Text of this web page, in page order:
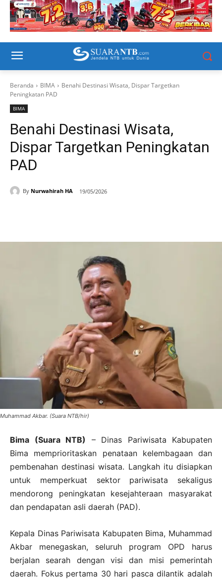
Beranda BIMA
Benahi Destinasi Wisata, Dispar Targetkan
Peningkatan PAD
BIMA
Benahi Destinasi Wisata,
Dispar Targetkan Peningkatan
PAD
By Nurwahirah HA 19/05/2026
Muhammad Akbar. (Suara NTB/hir)
Bima (Suara NTB) – Dinas Pariwisata Kabupaten
Bima memprioritaskan penataan kelembagaan dan
pembenahan destinasi wisata. Langkah itu disiapkan
untuk memperkuat sektor pariwisata sekaligus
mendorong peningkatan kesejahteraan masyarakat
dan pendapatan asli daerah (PAD).
Kepala Dinas Pariwisata Kabupaten Bima, Muhammad
Akbar menegaskan, seluruh program OPD harus
berjalan searah dengan visi dan misi pemerintah
daerah. Fokus pertama 30 hari pasca dilantik adalah